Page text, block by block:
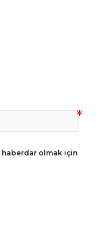
haberdar olmak için